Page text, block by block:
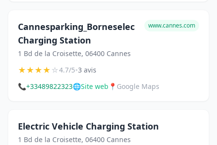
Cannesparking_Borneselec
Charging Station
1 Bd de la Croisette, 06400 Cannes
www.cannes.com
★★★★☆4.7/5•3 avis
📞+33489822323🌐Site web 📍 Google Maps
Electric Vehicle Charging Station
1 Bd de la Croisette, 06400 Cannes